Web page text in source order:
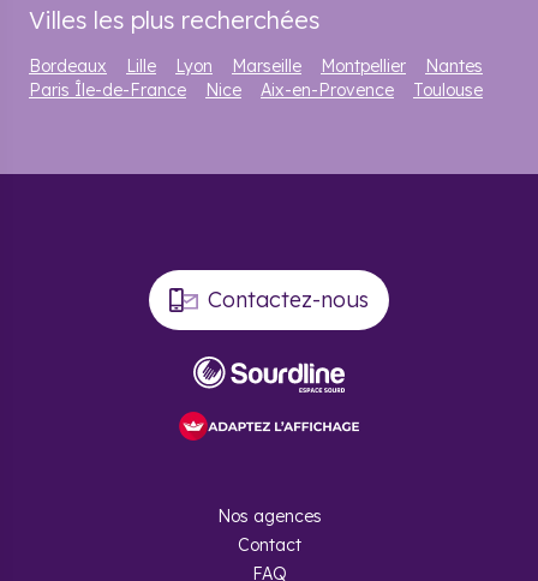
Villes les plus recherchées
Bordeaux Lille Lyon Marseille Montpellier
Nantes
Paris Île-de-France
Nice Aix-en-Provence Toulouse
Contactez-nous
Nos agences
Contact
FAQ